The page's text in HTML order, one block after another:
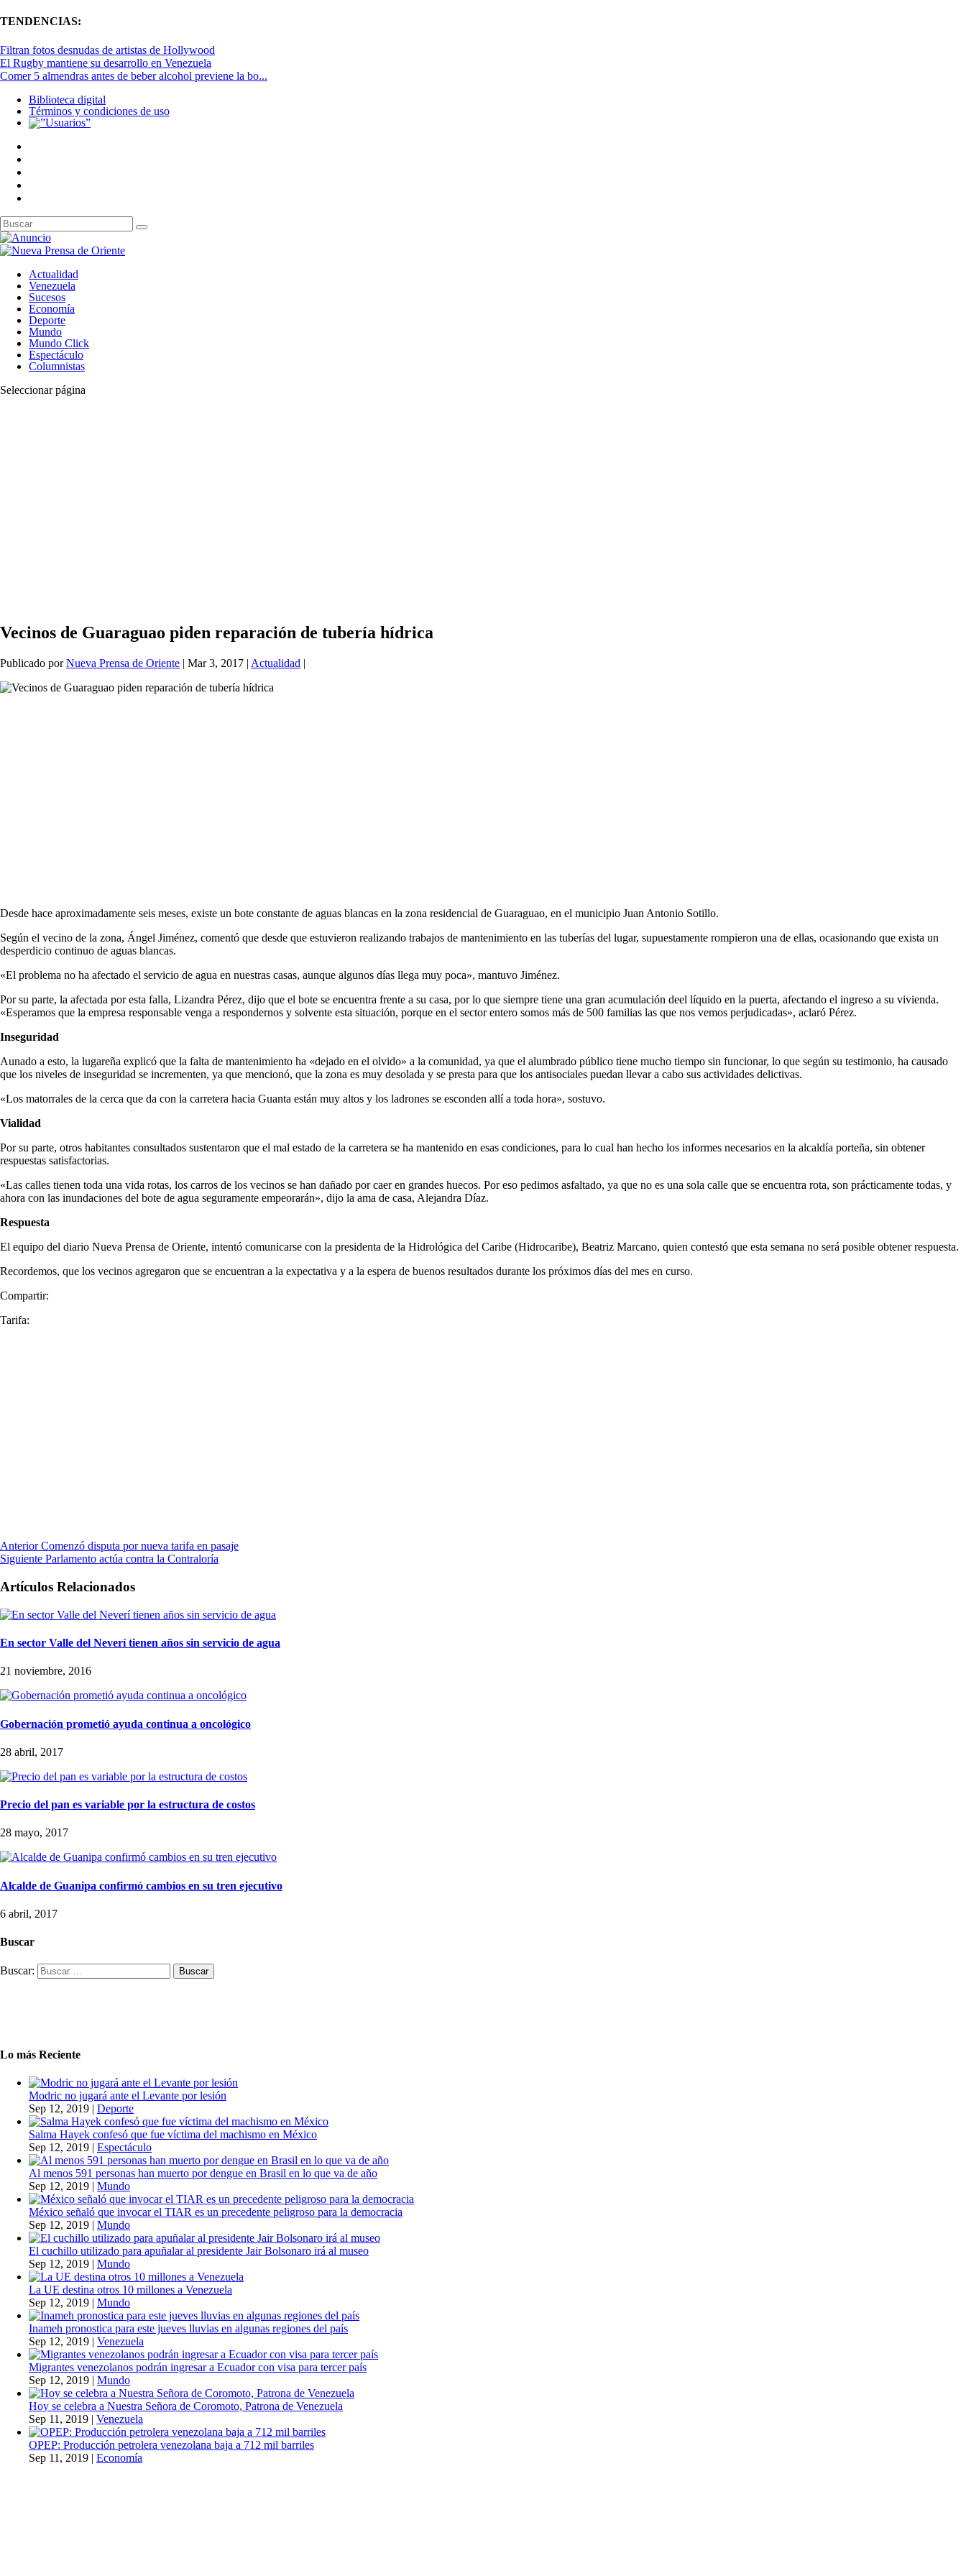
TENDENCIAS:
Filtran fotos desnudas de artistas de Hollywood
El Rugby mantiene su desarrollo en Venezuela
Comer 5 almendras antes de beber alcohol previene la bo...
Biblioteca digital
Términos y condiciones de uso
Actualidad
Venezuela
Sucesos
Economía
Deporte
Mundo
Mundo Click
Espectáculo
Columnistas
Seleccionar página
Vecinos de Guaraguao piden reparación de tubería hídrica
Publicado porNueva Prensa de Oriente | Mar 3, 2017 | Actualidad |
Desde hace aproximadamente seis meses, existe un bote constante de aguas blancas en la zona residencial de Guaraguao, en el municipio Juan Antonio Sotillo.
Según el vecino de la zona, Ángel Jiménez, comentó que desde que estuvieron realizando trabajos de mantenimiento en las tuberías del lugar, supuestamente rompieron una de ellas, ocasionando que exista un
desperdicio continuo de aguas blancas.
«El problema no ha afectado el servicio de agua en nuestras casas, aunque algunos días llega muy poca», mantuvo Jiménez.
Por su parte, la afectada por esta falla, Lizandra Pérez, dijo que el bote se encuentra frente a su casa, por lo que siempre tiene una gran acumulación deel líquido en la puerta, afectando el ingreso a su vivienda.
«Esperamos que la empresa responsable venga a respondernos y solvente esta situación, porque en el sector entero somos más de 500 familias las que nos vemos perjudicadas», aclaró Pérez.
Inseguridad
Aunado a esto, la lugareña explicó que la falta de mantenimiento ha «dejado en el olvido» a la comunidad, ya que el alumbrado público tiene mucho tiempo sin funcionar, lo que según su testimonio, ha causado
que los niveles de inseguridad se incrementen, ya que mencionó, que la zona es muy desolada y se presta para que los antisociales puedan llevar a cabo sus actividades delictivas.
«Los matorrales de la cerca que da con la carretera hacia Guanta están muy altos y los ladrones se esconden allí a toda hora», sostuvo.
Vialidad
Por su parte, otros habitantes consultados sustentaron que el mal estado de la carretera se ha mantenido en esas condiciones, para lo cual han hecho los informes necesarios en la alcaldía porteña, sin obtener
respuestas satisfactorias.
«Las calles tienen toda una vida rotas, los carros de los vecinos se han dañado por caer en grandes huecos. Por eso pedimos asfaltado, ya que no es una sola calle que se encuentra rota, son prácticamente todas, y
ahora con las inundaciones del bote de agua seguramente empeorarán», dijo la ama de casa, Alejandra Díaz.
Respuesta
El equipo del diario Nueva Prensa de Oriente, intentó comunicarse con la presidenta de la Hidrológica del Caribe (Hidrocaribe), Beatriz Marcano, quien contestó que esta semana no será posible obtener respuesta.
Recordemos, que los vecinos agregaron que se encuentran a la expectativa y a la espera de buenos resultados durante los próximos días del mes en curso.
Compartir:
Tarifa:
Anterior Comenzó disputa por nueva tarifa en pasaje
Siguiente Parlamento actúa contra la Contraloría
Artículos Relacionados
En sector Valle del Neverí tienen años sin servicio de agua
21 noviembre, 2016
Gobernación prometió ayuda continua a oncológico
28 abril, 2017
Precio del pan es variable por la estructura de costos
28 mayo, 2017
Alcalde de Guanipa confirmó cambios en su tren ejecutivo
6 abril, 2017
Buscar
Buscar:
Lo más Reciente
Modric no jugará ante el Levante por lesión
Sep 12, 2019 | Deporte
Salma Hayek confesó que fue víctima del machismo en México
Sep 12, 2019 | Espectáculo
Al menos 591 personas han muerto por dengue en Brasil en lo que va de año
Sep 12, 2019 | Mundo
México señaló que invocar el TIAR es un precedente peligroso para la democracia
Sep 12, 2019 | Mundo
El cuchillo utilizado para apuñalar al presidente Jair Bolsonaro irá al museo
Sep 12, 2019 | Mundo
La UE destina otros 10 millones a Venezuela
Sep 12, 2019 | Mundo
Inameh pronostica para este jueves lluvias en algunas regiones del país
Sep 12, 2019 | Venezuela
Migrantes venezolanos podrán ingresar a Ecuador con visa para tercer país
Sep 12, 2019 | Mundo
Hoy se celebra a Nuestra Señora de Coromoto, Patrona de Venezuela
Sep 11, 2019 | Venezuela
OPEP: Producción petrolera venezolana baja a 712 mil barriles
Sep 11, 2019 | Economía